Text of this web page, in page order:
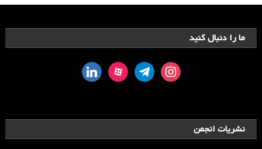
ما را دنبال کنید
instagram
telegram
aparat
linkedin
نشریات انجمن